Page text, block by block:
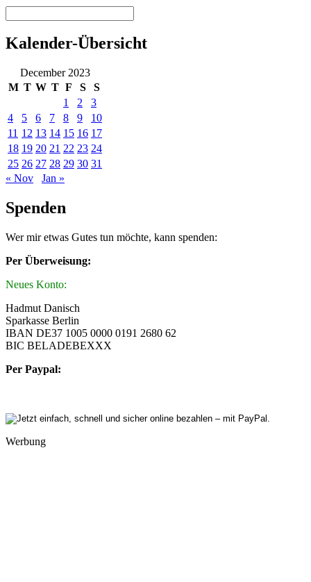
Kalender-Übersicht
December 2023
M T W T F S
S
1
2
3
4
5 6 7 8 9
10
11 12 13 14 15 16 17
18 19 20 21 22 23 24
25 26 27 28 29 30 31
« Nov
Jan »
Spenden
Wer mir etwas Gutes tun möchte, kann spenden:
Per Überweisung:
Neues Konto:
Hadmut Danisch
Sparkasse Berlin
IBAN DE37 1005 0000 0191 2680 62
BIC BELADEBEXXX
Per Paypal:
Werbung